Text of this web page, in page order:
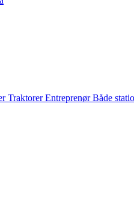
Traktorer Entreprenør Både